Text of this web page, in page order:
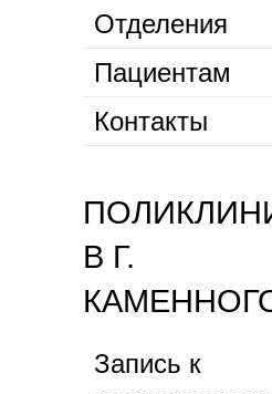
Отделения
Пациентам
Контакты
В Г.
Запись к